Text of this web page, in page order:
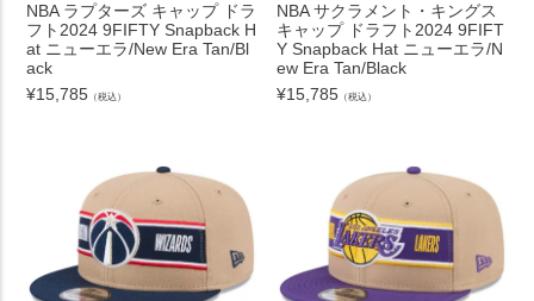
NBA ラプターズ キャップ ドラ
フト2024 9FIFTY Snapback H
at ニューエラ/New Era Tan/Bl
ack
¥15,785 （税込）
NBA サクラメント・キングス
キャップ ドラフト2024 9FIFT
Y Snapback Hat ニューエラ/N
ew Era Tan/Black
¥15,785 （税込）